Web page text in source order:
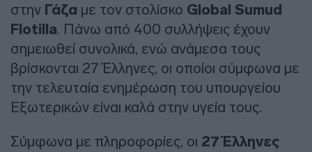
στην Γάζα με τον στολίσκο Global Sumud
Flotilla. Πάνω από 400 συλλήψεις έχουν
σημειωθεί συνολικά, ενώ ανάμεσα τους
βρίσκονται 27 Έλληνες, οι οποίοι σύμφωνα με
την τελευταία ενημέρωση του υπουργείου
Εξωτερικών είναι καλά στην υγεία τους.
Σύμφωνα με πληροφορίες, οι 27 Έλληνες